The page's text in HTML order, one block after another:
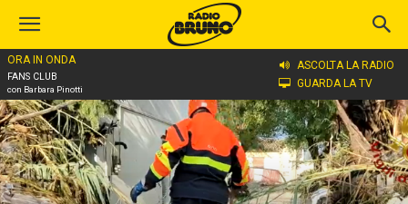
ORA IN ONDA
FANS CLUB
con Barbara Pinotti
ASCOLTA LA RADIO
GUARDA LA TV
Home